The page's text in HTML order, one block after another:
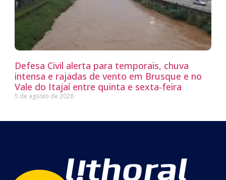
Defesa Civil alerta para temporais, chuva
intensa e rajadas de vento em Brusque e no
Vale do Itajaí entre quinta e sexta-feira
5 de agosto de 2026